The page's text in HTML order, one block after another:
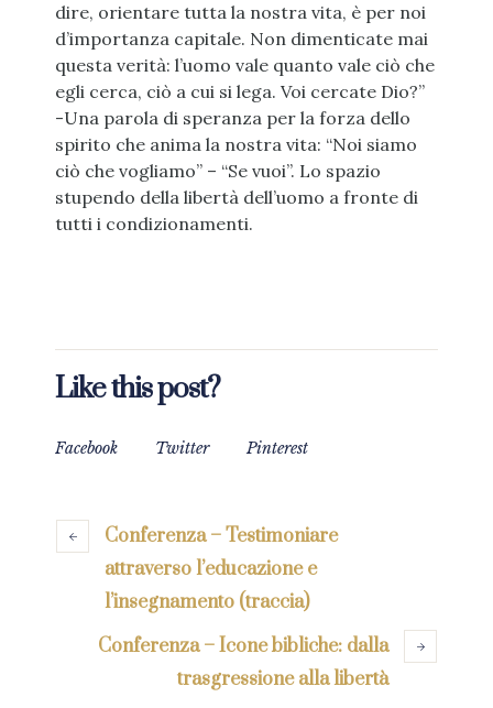
dire, orientare tutta la nostra vita, è per noi
d’importanza capitale. Non dimenticate mai
questa verità: l’uomo vale quanto vale ciò che
egli cerca, ciò a cui si lega. Voi cercate Dio?”
-Una parola di speranza per la forza dello
spirito che anima la nostra vita: “Noi siamo
ciò che vogliamo” – “Se vuoi”. Lo spazio
stupendo della libertà dell’uomo a fronte di
tutti i condizionamenti.
Like this post?
Facebook Twitter Pinterest
Conferenza – Testimoniare
attraverso l’educazione e
l’insegnamento (traccia)
Conferenza – Icone bibliche: dalla
trasgressione alla libertà